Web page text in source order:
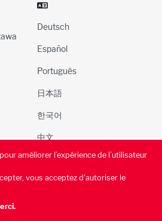
améliorer l’expérience de l’utilisateur
vous acceptez d'autoriser le
Deutsch
Español
Português
日本語
한국어
中文
du tourisme et des congres
Inc. Tous droits réservés.
des médias sociaux